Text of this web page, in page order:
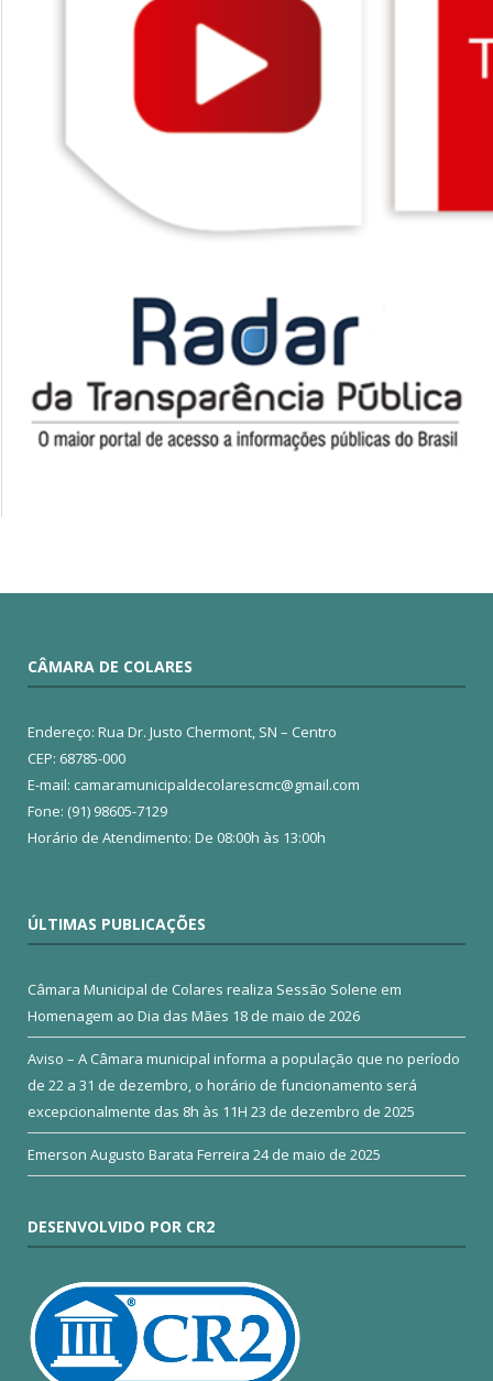
CÂMARA DE COLARES
Endereço: Rua Dr. Justo Chermont, SN – Centro
CEP: 68785-000
E-mail: camaramunicipaldecolarescmc@gmail.com
Fone: (91) 98605-7129
Horário de Atendimento: De 08:00h às 13:00h
ÚLTIMAS PUBLICAÇÕES
Câmara Municipal de Colares realiza Sessão Solene em
Homenagem ao Dia das Mães 18 de maio de 2026
Aviso – A Câmara municipal informa a população que no período
de 22 a 31 de dezembro, o horário de funcionamento será
excepcionalmente das 8h às 11H 23 de dezembro de 2025
Emerson Augusto Barata Ferreira 24 de maio de 2025
DESENVOLVIDO POR CR2